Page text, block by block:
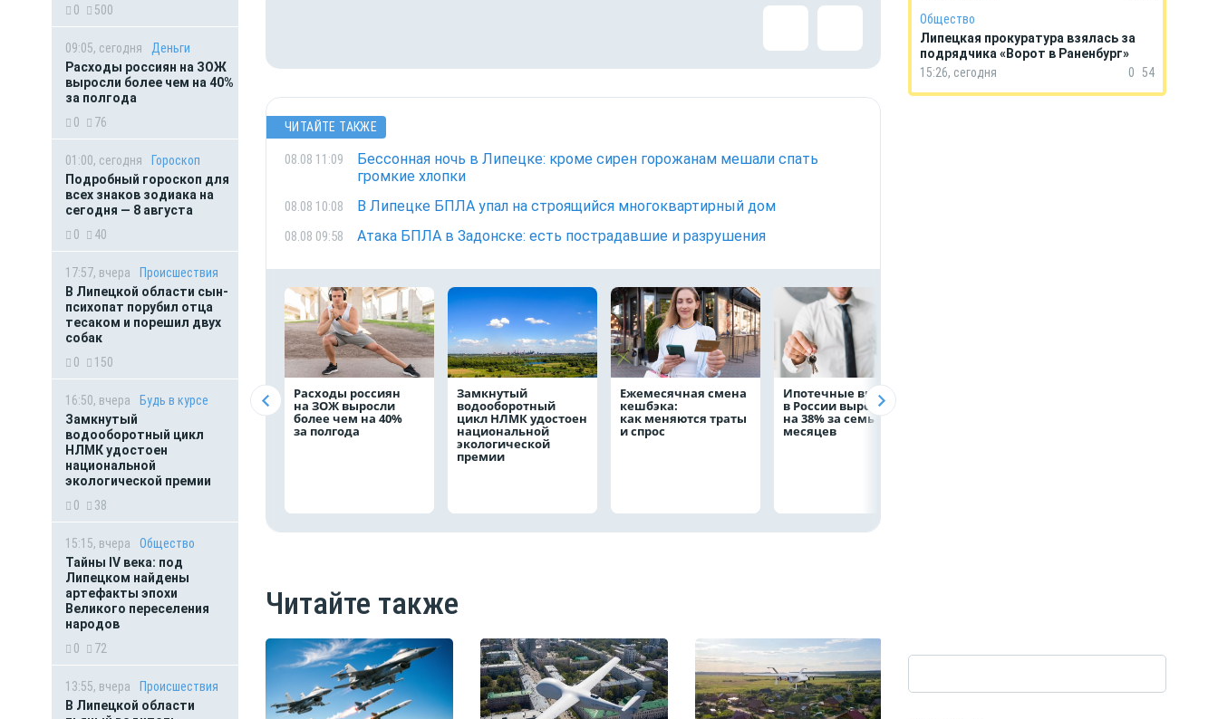
0
500
09:05, сегодня
Деньги
Расходы россиян на ЗОЖ
выросли более чем на 40%
за полгода
0
76
01:00, сегодня
Гороскоп
Подробный гороскоп для
всех знаков зодиака на
сегодня — 8 августа
0
40
17:57, вчера
Происшествия
В Липецкой области сын-
психопат порубил отца
тесаком и порешил двух
собак
0
150
16:50, вчера
Будь в курсе
Замкнутый
водооборотный цикл
НЛМК удостоен
национальной
экологической премии
0
38
15:15, вчера
Общество
Тайны IV века: под
Липецком найдены
артефакты эпохи
Великого переселения
народов
0
72
13:55, вчера
Происшествия
В Липецкой области
ЧИТАЙТЕ ТАКЖЕ
08.08 11:09
Бессонная ночь в Липецке: кроме сирен горожанам мешали спать
громкие хлопки
08.08 10:08 В Липецке БПЛА упал на строящийся многоквартирный дом
08.08 09:58 Атака БПЛА в Задонске: есть пострадавшие и разрушения
Расходы россиян
на ЗОЖ выросли
более чем на 40%
за полгода
Замкнутый
водооборотный
цикл НЛМК удостоен
национальной
экологической
премии
Ежемесячная смена
кешбэка:
как меняются траты
и спрос
Ипотечные выдачи
в России выросли
на 38% за семь
месяцев
Читайте также
Общество
Липецкая прокуратура взялась за
подрядчика «Ворот в Раненбург»
15:26, сегодня
0 54